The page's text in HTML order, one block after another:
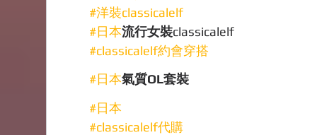
#洋裝classicalelf
#日本流行女裝classicalelf
#classicalelf約會穿搭
#日本氣質OL套裝
#日本
#classicalelf代購